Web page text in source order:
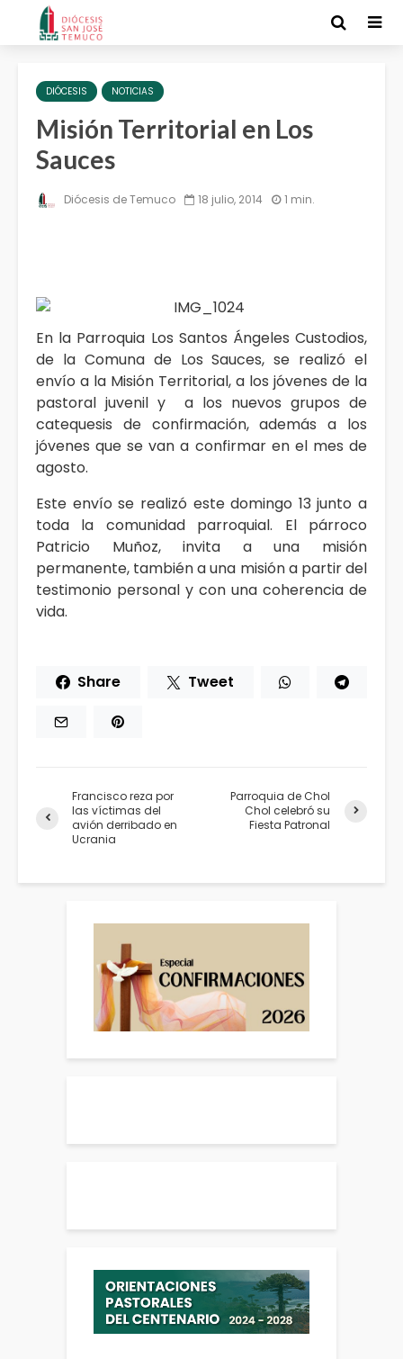
DIÓCESIS NOTICIAS
Misión Territorial en Los
Sauces
Diócesis de Temuco 18 julio, 2014 1 min.
En la Parroquia Los Santos Ángeles Custodios,
de la Comuna de Los Sauces, se realizó el
envío a la Misión Territorial, a los jóvenes de la
pastoral juvenil y a los nuevos grupos de
catequesis de confirmación, además a los
jóvenes que se van a confirmar en el mes de
agosto.
Este envío se realizó este domingo 13 junto a
toda la comunidad parroquial. El párroco
Patricio Muñoz, invita a una misión
permanente, también a una misión a partir del
testimonio personal y con una coherencia de
vida.
Share Tweet
Francisco reza por
las víctimas del
avión derribado en
Ucrania
Parroquia de Chol
Chol celebró su
Fiesta Patronal